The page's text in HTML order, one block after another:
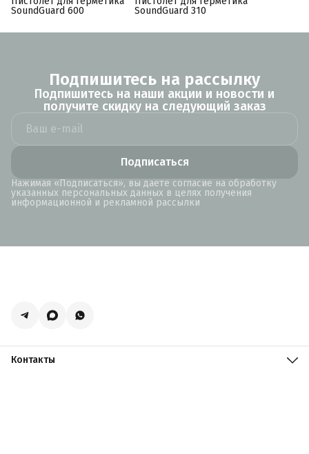
SoundGuard 600
SoundGuard 310
Подпишитесь на рассылку
Подпишитесь на наши акции и новости и
получите скидку на следующий заказ
Подписаться
Нажимая «Подписаться», вы даете согласие на обработку
указанных персональных данных в целях получения
информационной и рекламной рассылки
Контакты